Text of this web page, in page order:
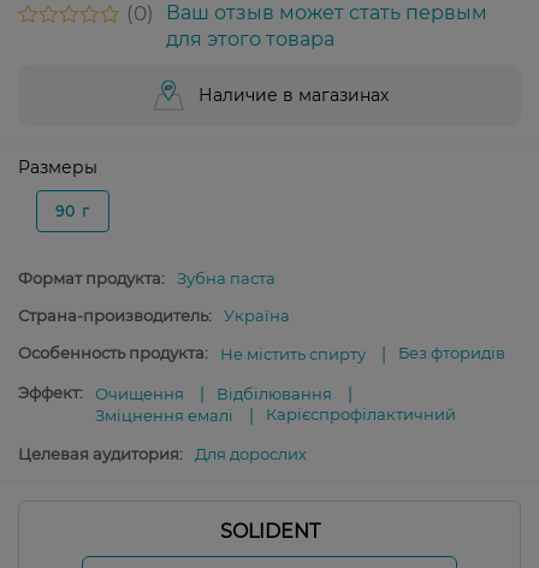
0
Ваш отзыв может стать первым
для этого товара
Наличие в магазинах
Размеры
90 г
Формат продукта:
Зубна паста
Страна-производитель:
Україна
Особенность продукта:
Не містить спирту Без фторидів
Эффект: Очищення
Відбілювання
Зміцнення емалі
Карієспрофілактичний
Целевая аудитория: Для дорослих
SOLIDENT